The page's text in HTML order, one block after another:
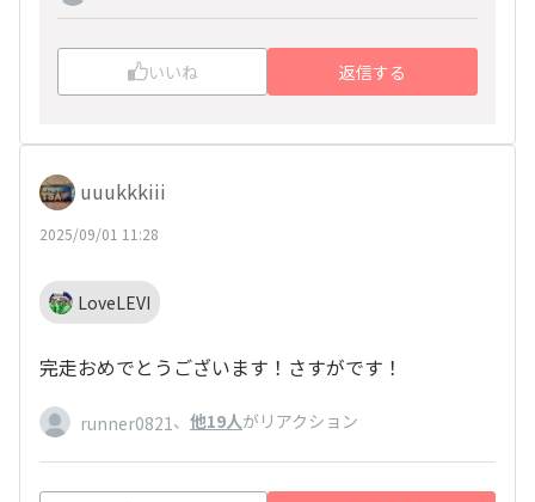
しょうか🥲
いいね 返信する
uuukkkiii
2025/09/01 11:28
LoveLEVI
完走おめでとうございます！さすがです！
runner0821 、 他19人がリアクション